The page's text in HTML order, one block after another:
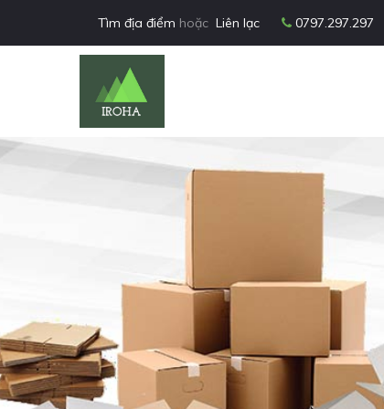
Tìm địa điểm hoặc Liên lạc 0797.297.297